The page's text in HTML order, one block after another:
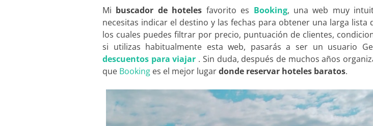
Mi buscador de hoteles favorito es Booking, una web muy
necesitas indicar el destino y las fechas para obtener una larga lista
los cuales puedes filtrar por precio, puntuación de clientes,
si utilizas habitualmente esta web, pasarás a ser un usuario
descuentos para viajar . Sin duda, después de muchos años
que Booking es el mejor lugardonde reservar hoteles baratos.